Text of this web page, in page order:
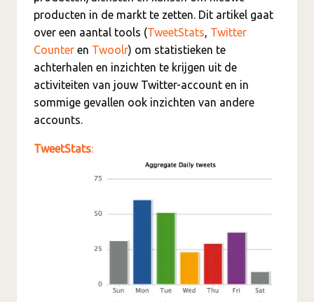
producten in de markt te zetten. Dit artikel gaat
over een aantal tools (TweetStats, Twitter
Counter en Twoolr) om statistieken te
achterhalen en inzichten te krijgen uit de
activiteiten van jouw Twitter-account en in
sommige gevallen ook inzichten van andere
accounts.
TweetStats: